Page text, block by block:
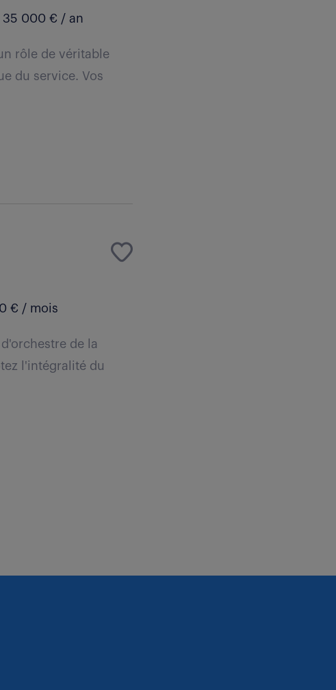
000 € / an
rôle de véritable
du service. Vos
€ / mois
de la
l'intégralité du